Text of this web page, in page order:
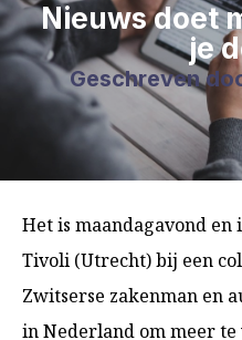
Nieuws doet
je
Geschreven
Het is maandagavond
Tivoli (Utrecht) bij een
Zwitserse zakenman en
in Nederland om meer